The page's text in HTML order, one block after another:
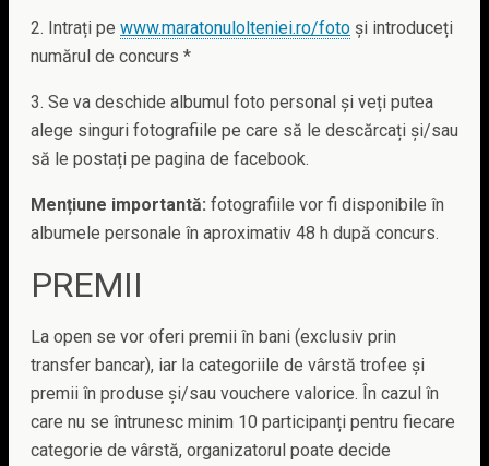
2. Intrați pe www.maratonulolteniei.ro/foto și introduceți
numărul de concurs *
3. Se va deschide albumul foto personal și veți putea
alege singuri fotografiile pe care să le descărcați și/sau
să le postați pe pagina de facebook.
Mențiune importantă: fotografiile vor fi disponibile în
albumele personale în aproximativ 48 h după concurs.
PREMII
La open se vor oferi premii în bani (exclusiv prin
transfer bancar), iar la categoriile de vârstă trofee și
premii în produse și/sau vouchere valorice. În cazul în
care nu se întrunesc minim 10 participanți pentru fiecare
categorie de vârstă, organizatorul poate decide